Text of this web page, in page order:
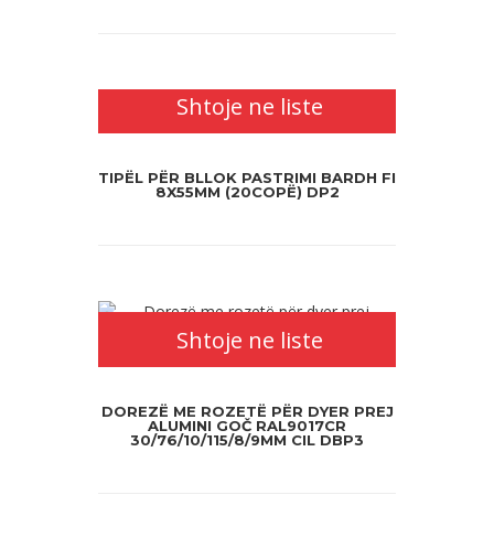
Shtoje ne liste
TIPËL PËR BLLOK PASTRIMI BARDH FI
8X55MM (20COPË) DP2
Shtoje ne liste
DOREZË ME ROZETË PËR DYER PREJ
ALUMINI GOČ RAL9017CR
30/76/10/115/8/9MM CIL DBP3